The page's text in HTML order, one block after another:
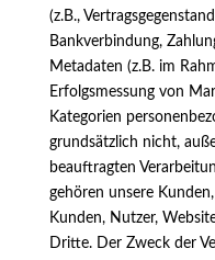
(z.B.,
Bankverbindung,
Metadaten (z.B. im
Erfolgsmessung von
Kategorien
grundsätzlich nicht,
beauftragten
gehören unsere
Kunden, Nutzer,
Dritte. Der Zweck der